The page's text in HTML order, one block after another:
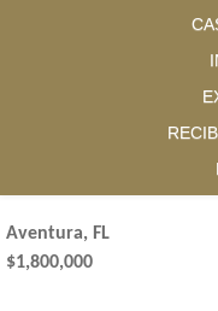
Aventura, FL
$1,800,000